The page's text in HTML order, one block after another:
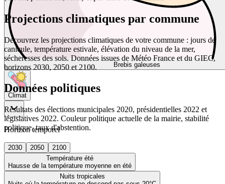
Brebis galeuses
Climat
Horizon temporel
2030 2050
2100
Température été
Hausse de la température moyenne en été
Nuits tropicales
Projections climatiques par commune
Découvrez les projections climatiques de votre commune : jours de
canicule, température estivale, élévation du niveau de la mer,
sécheresses des sols. Données issues de Météo France et du GIEC,
horizons 2030, 2050 et 2100.
Données politiques
Résultats des élections municipales 2020, présidentielles 2022 et
législatives 2022. Couleur politique actuelle de la mairie, stabilité
politique, taux d'abstention.